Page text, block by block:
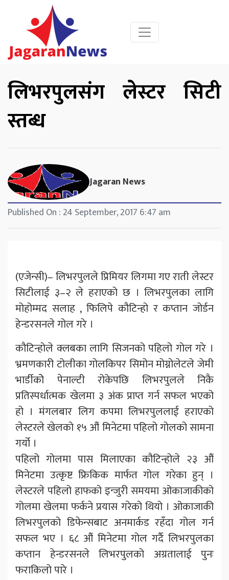
लिभरपुलसंग लेस्टर सिटी
स्तब्ध
Jagaran News
Published On : 24 September, 2017 6:47 am
(एजेन्सी)– लिभरपुलले प्रिमियर लिगमा गए राती लेस्टर
सिटीलाई ३–२ ले हराएको छ । लिभरपुलका लागि
मोहोम्मद सलाह , फिलिपे कौटिन्हो र कप्तान जोर्डन
हेन्डरसनले गोल गरे ।
कौटिन्होले क्लबका लागि सिजनको पहिलो गोल गरे ।
भ्रमणकारी टोलीका गोलकिपर सिमोन मोग्नोलेटले जेमी
भार्डीकोे पेनाल्टी रोकेपछि लिभरपुलले निकै
प्रतिस्पर्धात्मक खेलमा ३ अंक प्राप्त गर्न सफल भएको
हो । मंगलबार लिग कपमा लिभरपुललाई हराएको
लेस्टरले खेलको १५ औं मिनेटमा पहिलो गोलको सामना
गर्यो ।
पहिलो गोलमा पास मिलाएका कौटिन्होले २३ औं
मिनेटमा उत्कृष्ट फ्रिकिक मार्फत गोल गरेका हुन् ।
लेस्टरले पहिलो हाफको इन्जुरी समयमा ओकाजाकीको
गोलमा खेलमा फर्कने प्रयास गरेको थियो । ओकाजाकी
लिभरपुलको डिफेन्सबाट अनमार्कड रहँदा गोल गर्न
सफल भए । ६८ औं मिनेटमा गोल गर्दै लिभरपुलका
कप्तान हेन्डरसनले लिभरपुलको अग्रतालाई पुनः
फराकिलो पारे ।